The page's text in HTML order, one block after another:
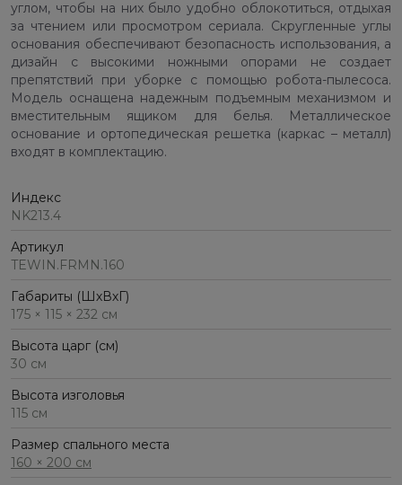
углом, чтобы на них было удобно облокотиться, отдыхая
за чтением или просмотром сериала. Скругленные углы
основания обеспечивают безопасность использования, а
дизайн с высокими ножными опорами не создает
препятствий при уборке с помощью робота-пылесоса.
Модель оснащена надежным подъемным механизмом и
вместительным ящиком для белья. Металлическое
основание и ортопедическая решетка (каркас – металл)
входят в комплектацию.
Индекс
NK213.4
Артикул
TEWIN.FRMN.160
Габариты (ШхВхГ)
175 × 115 × 232 см
Высота царг (см)
30 см
Высота изголовья
115 см
Размер спального места
160 × 200 см